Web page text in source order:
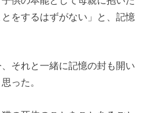
をするはずがない」と、記憶
それと一緒に記憶の封も開い
った。